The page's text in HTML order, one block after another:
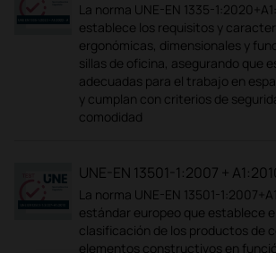
La norma UNE-EN 1335-
establece los requisitos y
ergonómicas, dimensionales y
sillas de oficina, asegurando que
adecuadas para el trabajo en
y cumplan con criterios de
comodidad
UNE-EN 13501-1:2007 +
La norma UNE-EN 13501-
estándar europeo que establece
clasificación de los productos de
elementos constructivos en